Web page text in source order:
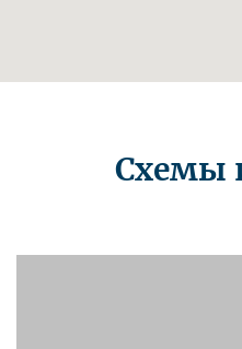
Схемы